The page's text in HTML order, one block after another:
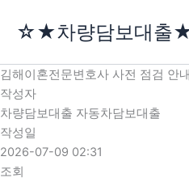
로
건
너
뛰
기
☆★차량담보대
김해이혼전문변호사 사전 점검 안
작성자
차량담보대출 자동차담보대출
작성일
2026-07-09 02:31
조회